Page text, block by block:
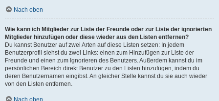
Nach oben
Wie kann ich Mitglieder zur Liste der Freunde oder zur Liste der ignorierten
Mitglieder hinzufügen oder diese wieder aus den Listen entfernen?
Du kannst Benutzer auf zwei Arten auf diese Listen setzen: In jedem
Benutzerprofil siehst du zwei Links: einen zum Hinzufügen zur Liste der
Freunde und einen zum Ignorieren des Benutzers. Außerdem kannst du im
persönlichen Bereich direkt Benutzer zu den Listen hinzufügen, indem du
deren Benutzernamen eingibst. An gleicher Stelle kannst du sie auch wieder
von den Listen entfernen.